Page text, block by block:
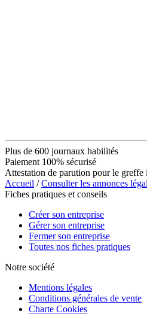
Plus de 600 journaux habilités
Paiement 100% sécurisé
Attestation de parution pour le greffe
Accueil /Consulter les annonces
Fiches pratiques et conseils
Créer son entreprise
Gérer son entreprise
Fermer son entreprise
Toutes nos fiches pratiques
Notre société
Mentions légales
Conditions générales de vente
Charte Cookies